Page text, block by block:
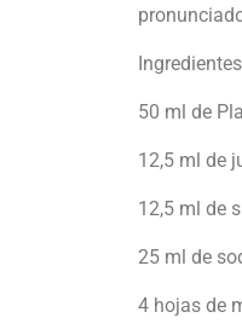
Ingredientes
50 ml de
12,5 ml de
12,5 ml de
25 ml de
4 hojas de